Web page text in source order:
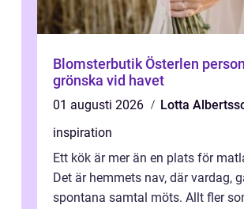
Blomsterbutik Österlen personlig
grönska vid havet
01 augusti 2026
Lotta
inspiration
Ett kök är mer än en plats för
Det är hemmets nav, där vardag,
spontana samtal möts. Allt fler